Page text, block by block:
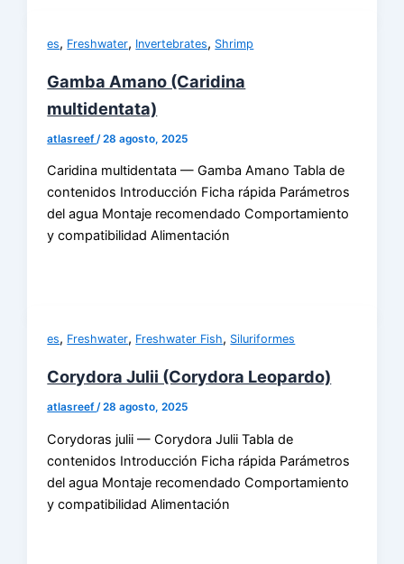
es, Freshwater, Invertebrates, Shrimp
Gamba Amano (Caridina
multidentata)
atlasreef /28 agosto, 2025
Caridina multidentata — Gamba Amano Tabla de
contenidos Introducción Ficha rápida Parámetros
del agua Montaje recomendado Comportamiento
y compatibilidad Alimentación
es, Freshwater, Freshwater Fish, Siluriformes
Corydora Julii (Corydora Leopardo)
atlasreef/28 agosto, 2025
Corydoras julii — Corydora Julii Tabla de
contenidos Introducción Ficha rápida Parámetros
del agua Montaje recomendado Comportamiento
y compatibilidad Alimentación